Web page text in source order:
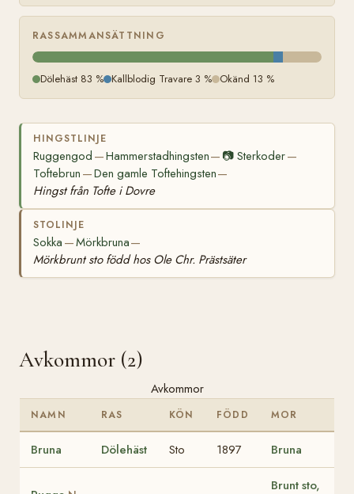
RASSAMMANSÄTTNING
Dölehäst 83 % Kallblodig Travare 3 % Okänd 13 %
HINGSTLINJE
Ruggengod —Hammerstadhingsten— 📷Sterkoder—
Toftebrun —Den gamle Toftehingsten—
Hingst från Tofte i Dovre
STOLINJE
Sokka —Mörkbruna—
Mörkbrunt sto född hos Ole Chr. Prästsäter
Avkommor (2)
Avkommor
NAMN RAS KÖN FÖDD MOR
Bruna Dölehäst Sto 1897 Bruna
Brunt sto,